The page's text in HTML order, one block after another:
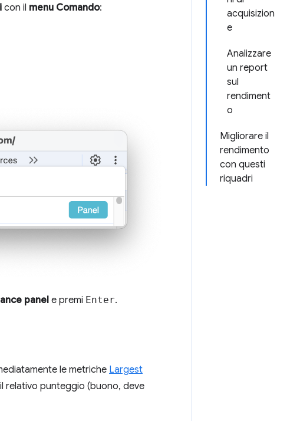
acquisizion
e
Analizzare
un report
sul
rendiment
o
Migliorare il
rendimento
con questi
riquadri
con il menu Comando:
panele premi Enter.
le metriche Largest
relativo punteggio (buono, deve